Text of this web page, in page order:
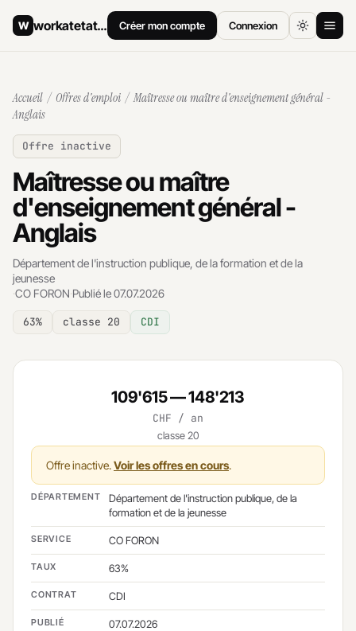
W workatetat
.ch Connexion
Créer mon compte
Offres d'emploi
Comment postuler
Salaires
Archives
Accueil / Offres d'emploi / Maîtresse ou maître d'enseignement général -
Anglais
Offre inactive
Maîtresse ou maître
d'enseignement général -
Anglais
Département de l'instruction publique, de la formation et de la
jeunesse
·CO FORON·Publié le 07.07.2026
63% classe 20 CDI
109'615 — 148'213
CHF / an
classe 20
Offre inactive.Voir les offres en cours.
DÉPARTEMENT
Département de l'instruction publique, de la
formation et de la jeunesse
SERVICE CO FORON
TAUX 63%
CONTRAT CDI
PUBLIÉ 07.07.2026